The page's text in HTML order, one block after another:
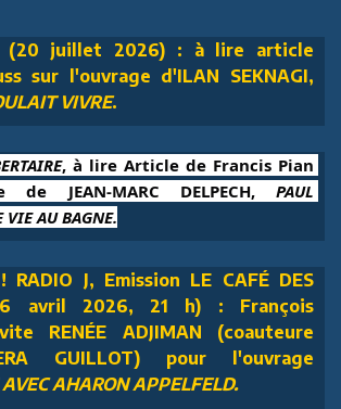
(20 juillet 2026) : à lire article
sur l'ouvrage d'ILAN SEKNAGI,
VIVRE.
, à lire Article de Francis Pian
JEAN-MARC DELPECH, PAUL
VIE AU BAGNE.
RADIO J, Emission LE CAFÉ DES
avril 2026, 21 h) : François
RENÉE ADJIMAN (coauteure
GUILLOT) pour l'ouvrage
AVEC AHARON APPELFELD.